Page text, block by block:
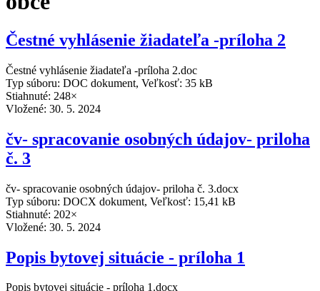
Čestné vyhlásenie žiadateľa -príloha 2
Čestné vyhlásenie žiadateľa -príloha 2.doc
Typ súboru: DOC dokument, Veľkosť: 35 kB
Stiahnuté: 248×
Vložené: 30. 5. 2024
čv- spracovanie osobných údajov- priloha
č. 3
čv- spracovanie osobných údajov- priloha č. 3.docx
Typ súboru: DOCX dokument, Veľkosť: 15,41 kB
Stiahnuté: 202×
Vložené: 30. 5. 2024
Popis bytovej situácie - príloha 1
Popis bytovej situácie - príloha 1.docx